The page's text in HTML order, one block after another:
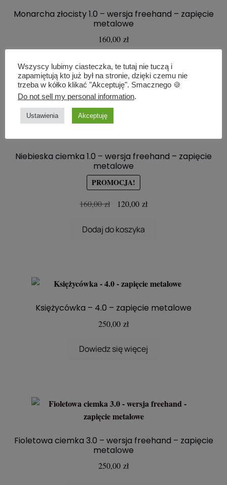
Monarcha złocisty 1.0 – wersja freehand – zapięcie
metalowe
160,00 zł
Dowiedz się więcej
Niebieska ciemka 1.0 – wersja freehand – zapięcie
metalowe
PROMOCJA!
160,00zł
Pierwotna
wynosiła:
120,00 złAktualna
Dodaj do koszyka
Księżycówka – 4.0 – zapięcie metalowe
250,00 zł
Dowiedz się więcej
Fioletowa ciemka 3.0 – wersja freehand – zapięcie
metalowe
250,00 zł
Wszyscy lubimy ciasteczka, te tutaj nie tuczą i
zapamiętują kto już był na stronie, dzięki czemu nie
trzeba w kółko klikać "Akceptuję". Smacznego 🍪
Do not sell my personal information.
Ustawienia Akceptuję